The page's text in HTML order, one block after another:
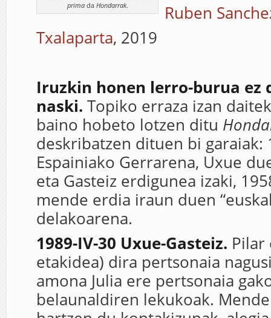
primada Hondarrak.
Ruben
Txalaparta, 2019
Iruzkin honen lerro-burua ez
naski. Topiko erraza izan
baino hobeto lotzen ditu
deskribatzen dituen bi garaiak:
Espainiako Gerrarena, Uxue
eta Gasteiz erdigunea izaki,
mende erdia iraun duen
delakoarena.
1989-IV-30 Uxue-Gasteiz. Pilar
etakidea) dira pertsonaia
amona Julia ere pertsonaia
belaunaldiren lekukoak.